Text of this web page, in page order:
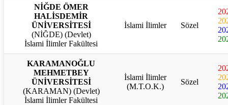
NİĞDE ÖMER
HALİSDEMİR
ÜNİVERSİTESİ
(NİĞDE) (Devlet)
İslami İlimler Fakültesi
İslami İlimler Sözel
KARAMANOĞLU
MEHMETBEY
ÜNİVERSİTESİ
(KARAMAN) (Devlet)
İslami İlimler Fakültesi
İslami İlimler
(M.T.O.K.)
Sözel